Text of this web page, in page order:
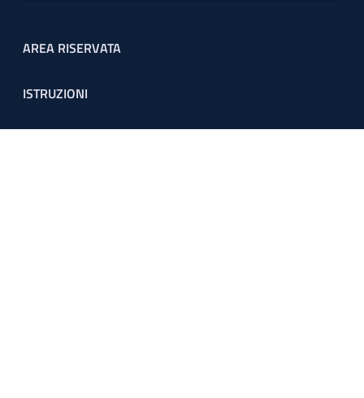
Footer menu
AREA RISERVATA
ISTRUZIONI